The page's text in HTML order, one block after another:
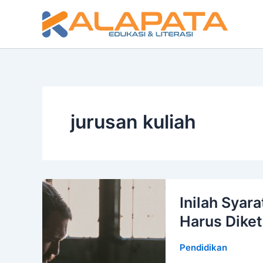
jurusan kuliah
Inilah
Harus
Pendidikan